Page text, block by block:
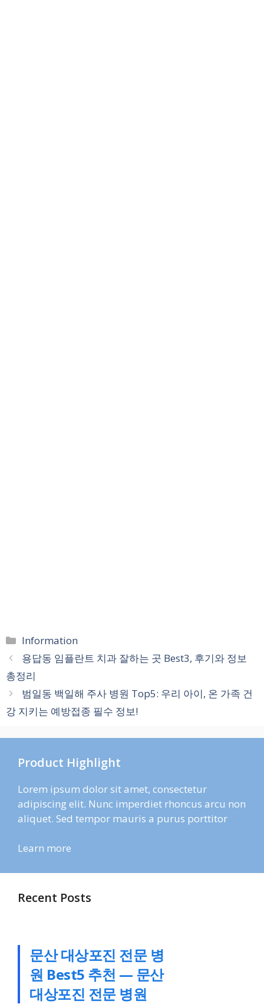
카
테
고
리
Information
용답동 임플란트 치과 잘하는 곳 Best3, 후기와 정보
총정리
범일동 백일해 주사 병원 Top5: 우리 아이, 온 가족 건
강 지키는 예방접종 필수 정보!
Product Highlight
Lorem ipsum dolor sit amet, consectetur
adipiscing elit. Nunc imperdiet rhoncus arcu non
aliquet. Sed tempor mauris a purus porttitor
Learn more
Recent Posts
문산 대상포진 전문 병
원 Best5 추천 — 문산
대상포진 전문 병원